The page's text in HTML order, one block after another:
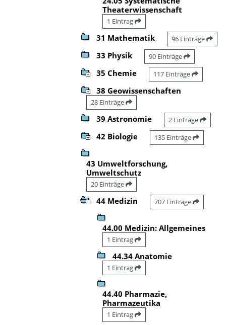
Theaterwissenschaft
1 Eintrag
31 Mathematik 96 Einträge
33 Physik 90 Einträge
35 Chemie 117 Einträge
38 Geowissenschaften
28 Einträge
39 Astronomie 2 Einträge
42 Biologie 135 Einträge
43 Umweltforschung,
Umweltschutz
20 Einträge
44 Medizin 707 Einträge
44.00 Medizin: Allgemeines
1 Eintrag
44.34 Anatomie
1 Eintrag
44.40 Pharmazie,
Pharmazeutika
1 Eintrag